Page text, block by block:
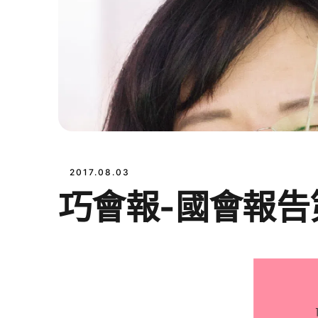
2017.08.03
巧會報-國會報